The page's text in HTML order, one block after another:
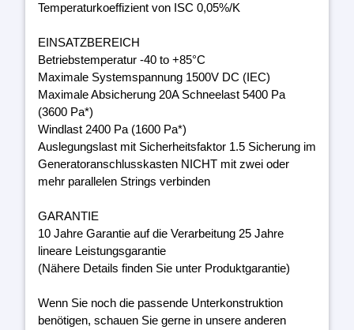
Temperaturkoeffizient von ISC 0,05%/K
EINSATZBEREICH
Betriebstemperatur -40 to +85°C
Maximale Systemspannung 1500V DC (IEC)
Maximale Absicherung 20A Schneelast 5400 Pa
(3600 Pa*)
Windlast 2400 Pa (1600 Pa*)
Auslegungslast mit Sicherheitsfaktor 1.5 Sicherung im
Generatoranschlusskasten NICHT mit zwei oder
mehr parallelen Strings verbinden
GARANTIE
10 Jahre Garantie auf die Verarbeitung 25 Jahre
lineare Leistungsgarantie
(Nähere Details finden Sie unter Produktgarantie)
Wenn Sie noch die passende Unterkonstruktion
benötigen, schauen Sie gerne in unsere anderen